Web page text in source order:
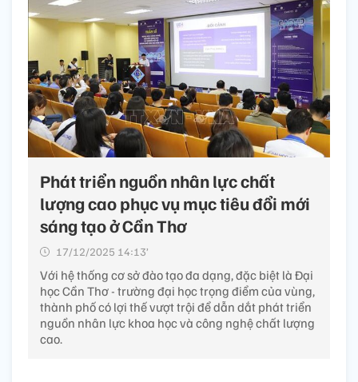
Phát triển nguồn nhân lực chất
lượng cao phục vụ mục tiêu đổi mới
sáng tạo ở Cần Thơ
17/12/2025 14:13’
Với hệ thống cơ sở đào tạo đa dạng, đặc biệt là Đại
học Cần Thơ - trường đại học trọng điểm của vùng,
thành phố có lợi thế vượt trội để dẫn dắt phát triển
nguồn nhân lực khoa học và công nghệ chất lượng
cao.